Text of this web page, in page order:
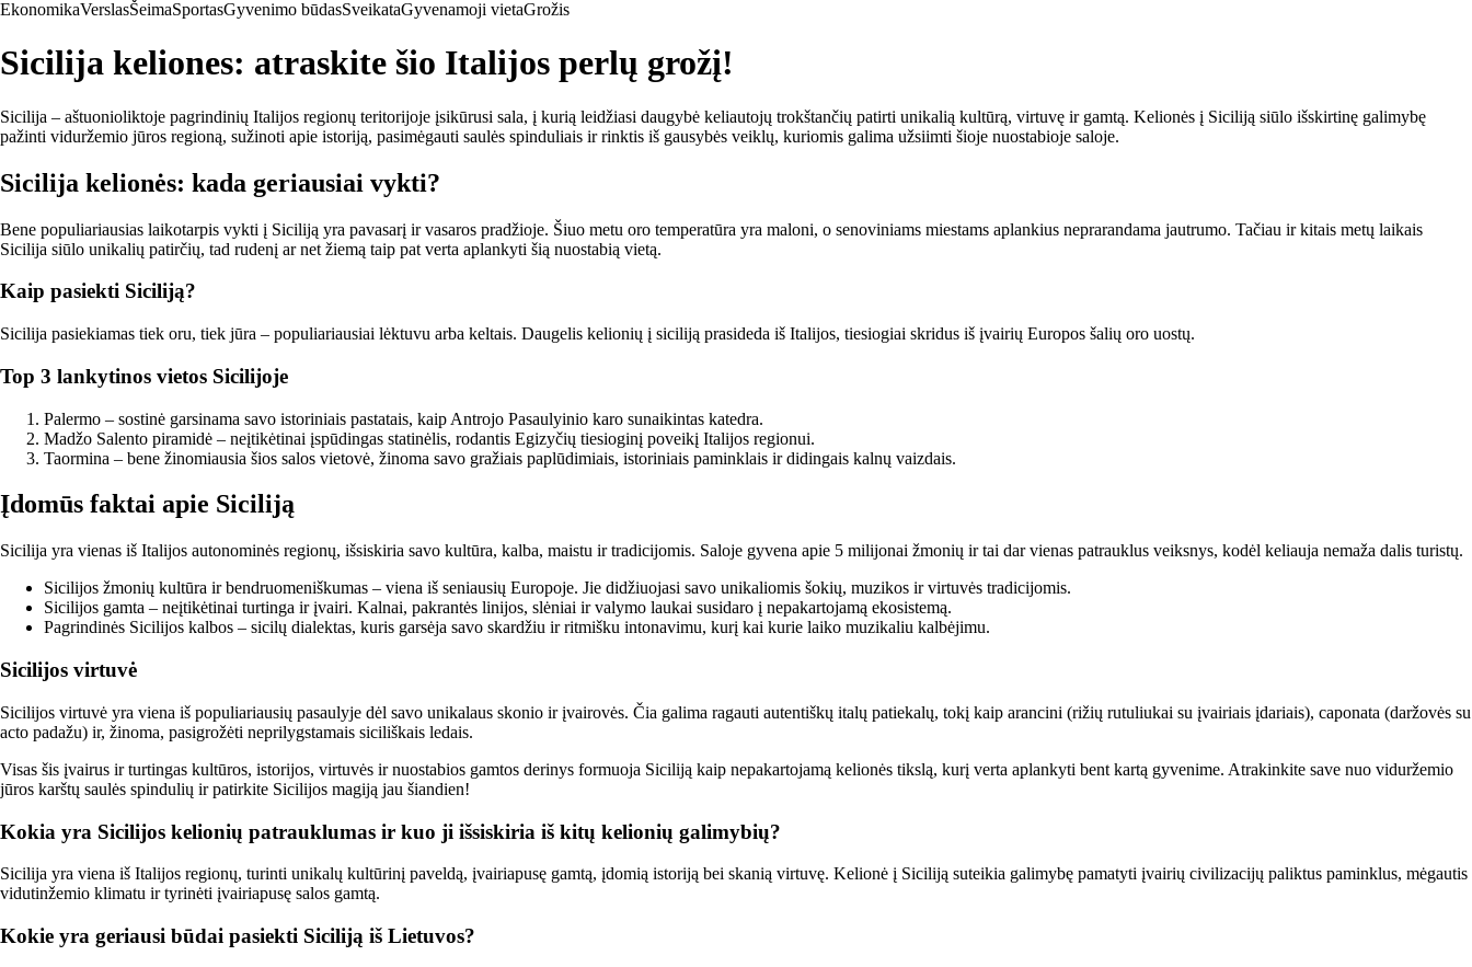
EkonomikaVerslasŠeimaSportasGyvenimo būdasSveikataGyvenamoji vietaGrožis
Sicilija keliones: atraskite šio Italijos perlų grožį!
Sicilija – aštuonioliktoje pagrindinių Italijos regionų teritorijoje įsikūrusi sala, į kurią leidžiasi daugybė keliautojų trokštančių patirti unikalią kultūrą, virtuvę ir gamtą. Kelionės į Siciliją siūlo išskirtinę galimybę
pažinti viduržemio jūros regioną, sužinoti apie istoriją, pasimėgauti saulės spinduliais ir rinktis iš gausybės veiklų, kuriomis galima užsiimti šioje nuostabioje saloje.
Sicilija kelionės: kada geriausiai vykti?
Bene populiariausias laikotarpis vykti į Siciliją yra pavasarį ir vasaros pradžioje. Šiuo metu oro temperatūra yra maloni, o senoviniams miestams aplankius neprarandama jautrumo. Tačiau ir kitais metų laikais
Sicilija siūlo unikalių patirčių, tad rudenį ar net žiemą taip pat verta aplankyti šią nuostabią vietą.
Kaip pasiekti Siciliją?
Sicilija pasiekiamas tiek oru, tiek jūra – populiariausiai lėktuvu arba keltais. Daugelis kelionių į siciliją prasideda iš Italijos, tiesiogiai skridus iš įvairių Europos šalių oro uostų.
Top 3 lankytinos vietos Sicilijoje
Palermo – sostinė garsinama savo istoriniais pastatais, kaip Antrojo Pasaulyinio karo sunaikintas katedra.
Madžo Salento piramidė – neįtikėtinai įspūdingas statinėlis, rodantis Egizyčių tiesioginį poveikį Italijos regionui.
Taormina – bene žinomiausia šios salos vietovė, žinoma savo gražiais paplūdimiais, istoriniais paminklais ir didingais kalnų vaizdais.
Įdomūs faktai apie Siciliją
Sicilija yra vienas iš Italijos autonominės regionų, išsiskiria savo kultūra, kalba, maistu ir tradicijomis. Saloje gyvena apie 5 milijonai žmonių ir tai dar vienas patrauklus veiksnys, kodėl keliauja nemaža dalis turistų.
Sicilijos žmonių kultūra ir bendruomeniškumas – viena iš seniausių Europoje. Jie didžiuojasi savo unikaliomis šokių, muzikos ir virtuvės tradicijomis.
Sicilijos gamta – neįtikėtinai turtinga ir įvairi. Kalnai, pakrantės linijos, slėniai ir valymo laukai susidaro į nepakartojamą ekosistemą.
Pagrindinės Sicilijos kalbos – sicilų dialektas, kuris garsėja savo skardžiu ir ritmišku intonavimu, kurį kai kurie laiko muzikaliu kalbėjimu.
Sicilijos virtuvė
Sicilijos virtuvė yra viena iš populiariausių pasaulyje dėl savo unikalaus skonio ir įvairovės. Čia galima ragauti autentiškų italų patiekalų, tokį kaip arancini (rižių rutuliukai su įvairiais įdariais), caponata (daržovės su
acto padažu) ir, žinoma, pasigrožėti neprilygstamais siciliškais ledais.
Visas šis įvairus ir turtingas kultūros, istorijos, virtuvės ir nuostabios gamtos derinys formuoja Siciliją kaip nepakartojamą kelionės tikslą, kurį verta aplankyti bent kartą gyvenime. Atrakinkite save nuo viduržemio
jūros karštų saulės spindulių ir patirkite Sicilijos magiją jau šiandien!
Kokia yra Sicilijos kelionių patrauklumas ir kuo ji išsiskiria iš kitų kelionių galimybių?
Sicilija yra viena iš Italijos regionų, turinti unikalų kultūrinį paveldą, įvairiapusę gamtą, įdomią istoriją bei skanią virtuvę. Kelionė į Siciliją suteikia galimybę pamatyti įvairių civilizacijų paliktus paminklus, mėgautis
vidutinžemio klimatu ir tyrinėti įvairiapusę salos gamtą.
Kokie yra geriausi būdai pasiekti Siciliją iš Lietuvos?